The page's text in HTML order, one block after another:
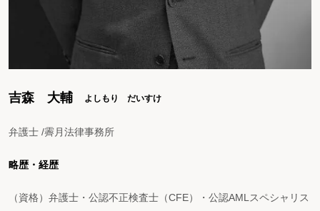
吉森 大輔 よしもり だいすけ
弁護士 /霽月法律事務所
略歴・経歴
（資格）弁護士・公認不正検査士（CFE）・公認AMLスペシャリス